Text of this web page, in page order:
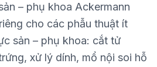
– phụ khoa Ackermann
cho các phẫu thuật ít
sản – phụ khoa: cắt tử
xử lý dính, mổ nội soi hỗ